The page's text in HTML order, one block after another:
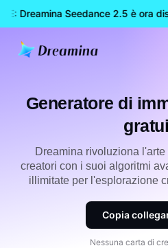
Dreamina Seedance 2.5 è ora
Home Strumenti Generatore di
Generatore di
Dreamina rivoluziona
creatori con i suoi algoritmi
illimitate per l'esplorazione
Copia
Nessuna carta di